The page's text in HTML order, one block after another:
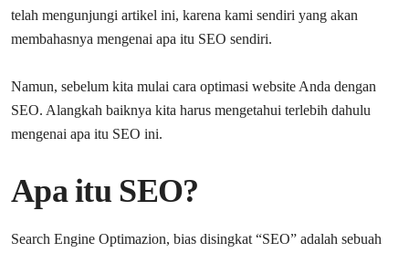
telah mengunjungi artikel ini, karena kami sendiri yang akan
membahasnya mengenai apa itu SEO sendiri.
Namun, sebelum kita mulai cara optimasi website Anda dengan
SEO. Alangkah baiknya kita harus mengetahui terlebih dahulu
mengenai apa itu SEO ini.
Apa itu SEO?
Search Engine Optimazion, bias disingkat “SEO” adalah sebuah